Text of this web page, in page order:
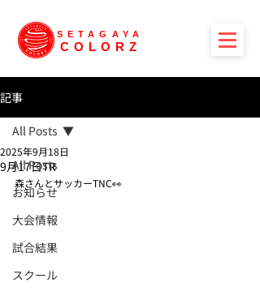
SETAGAYA
COLORZ
記事
All Posts
お知らせ
大会情報
試合結果
スクール
All Posts
9月17日TR
2025年9月18日
森さんとサッカーTNC👀